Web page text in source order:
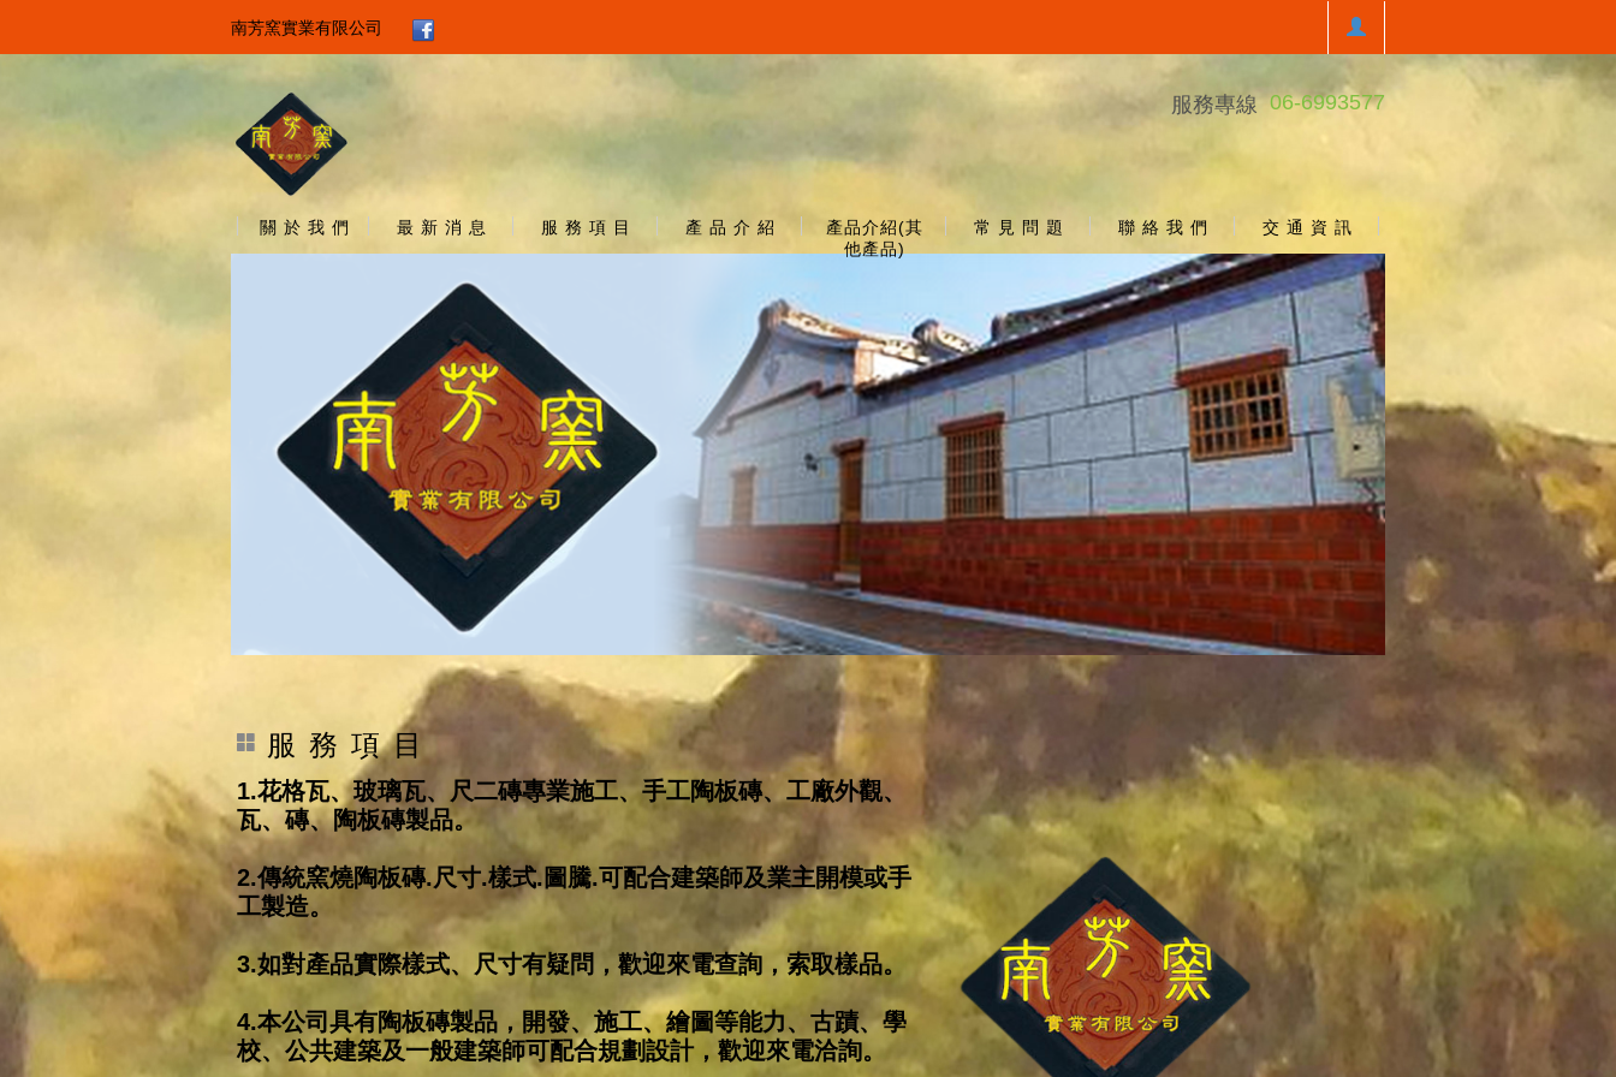
南芳窯實業有限公司
服務專線 06-6993577
關 於 我 們 最 新 消 息 服 務 項 目 產 品 介 紹
產品介紹(其
他產品)
常 見 問 題 聯 絡 我 們 交 通 資 訊
服 務 項 目
1.花格瓦、玻璃瓦、尺二磚專業施工、手工陶板磚、工廠外觀、
瓦、磚、陶板磚製品。
2.傳統窯燒陶板磚.尺寸.樣式.圖騰.可配合建築師及業主開模或手
工製造。
3.如對產品實際樣式、尺寸有疑問，歡迎來電查詢，索取樣品。
4.本公司具有陶板磚製品，開發、施工、繪圖等能力、古蹟、學
校、公共建築及一般建築師可配合規劃設計，歡迎來電洽詢。